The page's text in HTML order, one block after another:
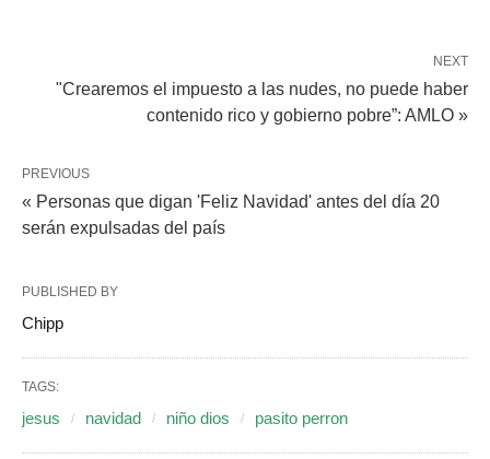
NEXT
"Crearemos el impuesto a las nudes, no puede haber
contenido rico y gobierno pobre”: AMLO »
PREVIOUS
« Personas que digan 'Feliz Navidad' antes del día 20
serán expulsadas del país
PUBLISHED BY
Chipp
TAGS:
jesus navidad niño dios pasito perron